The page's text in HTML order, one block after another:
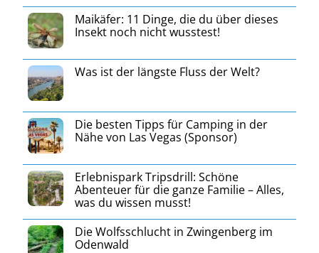
Maikäfer: 11 Dinge, die du über dieses
Insekt noch nicht wusstest!
Was ist der längste Fluss der Welt?
Die besten Tipps für Camping in der
Nähe von Las Vegas (Sponsor)
Erlebnispark Tripsdrill: Schöne
Abenteuer für die ganze Familie – Alles,
was du wissen musst!
Die Wolfsschlucht in Zwingenberg im
Odenwald